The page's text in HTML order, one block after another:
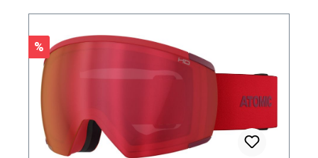
Rabatt
%